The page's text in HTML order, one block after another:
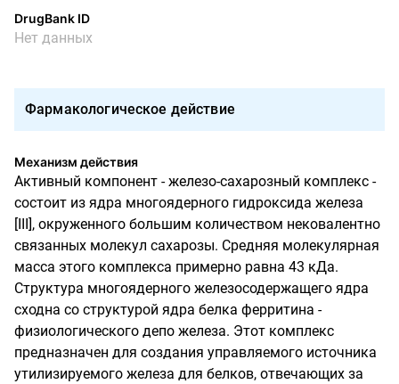
DrugBank ID
Нет данных
Фармакологическое действие
Механизм действия
Активный компонент - железо-сахарозный комплекс -
состоит из ядра многоядерного гидроксида железа
[III], окруженного большим количеством нековалентно
связанных молекул сахарозы. Средняя молекулярная
масса этого комплекса примерно равна 43 кДа.
Структура многоядерного железосодержащего ядра
сходна со структурой ядра белка ферритина -
физиологического депо железа. Этот комплекс
предназначен для создания управляемого источника
утилизируемого железа для белков, отвечающих за